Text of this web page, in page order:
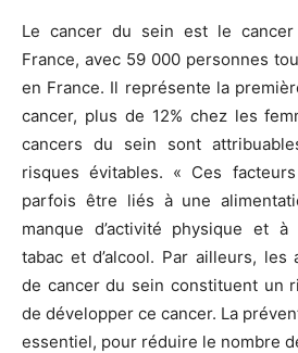
Le cancer du sein est le
France, avec 59 000 personnes
en France. Il représente la
cancer, plus de 12% chez les
cancers du sein sont
risques évitables. « Ces
parfois être liés à une
manque d’activité physique et
tabac et d’alcool. Par ailleurs, les
de cancer du sein constituent un
de développer ce cancer. La
essentiel, pour réduire le nombre